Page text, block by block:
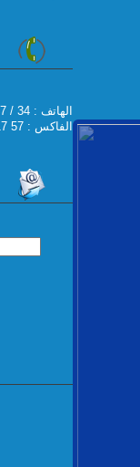
021 66 17 47 / 34 : الهاتف
الفاكس : 57 17 66 021